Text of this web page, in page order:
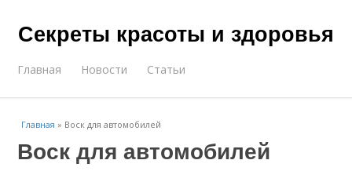
Секреты красоты и здоровья
Главная Новости Статьи
Главная » Воск для автомобилей
Воск для автомобилей